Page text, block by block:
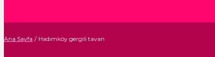
Ana Sayfa / Hadımköy gergili tavan